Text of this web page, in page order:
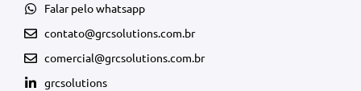
Falar pelo whatsapp
contato@grcsolutions.com.br
comercial@grcsolutions.com.br
grcsolutions